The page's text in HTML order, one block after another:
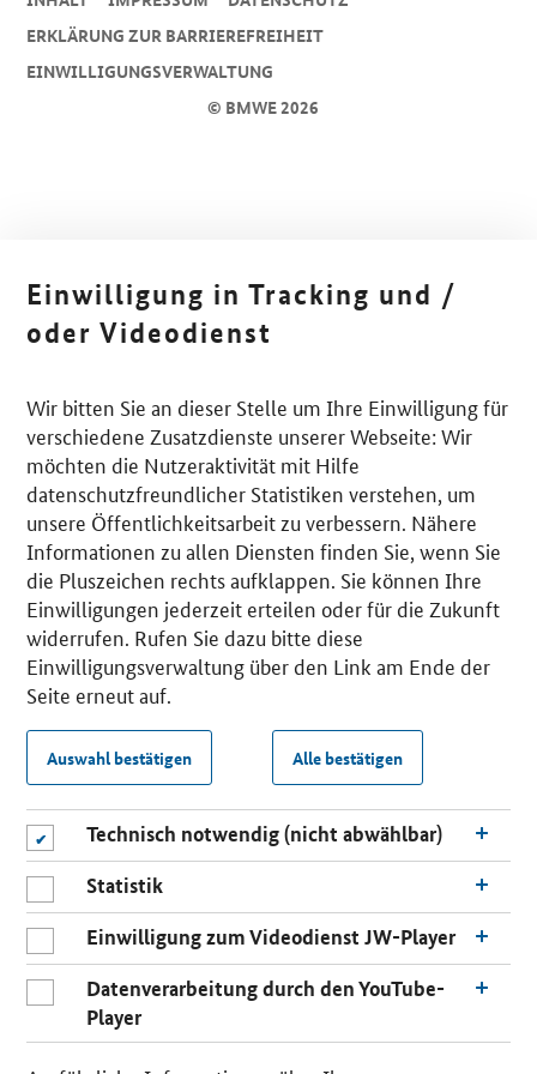
© BMWE 2026
ERKLÄRUNG ZUR BARRIEREFREIHEIT
EINWILLIGUNGSVERWALTUNG
Einwilligung in Tracking und /
oder Videodienst
Wir bitten Sie an dieser Stelle um Ihre Einwilligung für
verschiedene Zusatzdienste unserer Webseite: Wir
möchten die Nutzeraktivität mit Hilfe
datenschutzfreundlicher Statistiken verstehen, um
unsere Öffentlichkeitsarbeit zu verbessern. Nähere
Informationen zu allen Diensten finden Sie, wenn Sie
die Pluszeichen rechts aufklappen. Sie können Ihre
Einwilligungen jederzeit erteilen oder für die Zukunft
widerrufen. Rufen Sie dazu bitte diese
Einwilligungsverwaltung über den Link am Ende der
Seite erneut auf.
Auswahl bestätigen Alle bestätigen
Technisch notwendig (nicht abwählbar)
Statistik
Einwilligung zum Videodienst JW-Player
Datenverarbeitung durch den YouTube-
Player